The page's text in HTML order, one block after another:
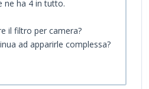
ne ha 4 in tutto.
il filtro per camera?
ad apparirle complessa?